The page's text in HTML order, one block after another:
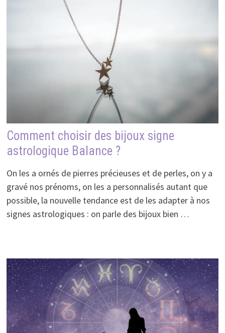
Comment choisir des bijoux signe
astrologique Balance ?
On les a ornés de pierres précieuses et de perles, on y a
gravé nos prénoms, on les a personnalisés autant que
possible, la nouvelle tendance est de les adapter à nos
signes astrologiques : on parle des bijoux bien …